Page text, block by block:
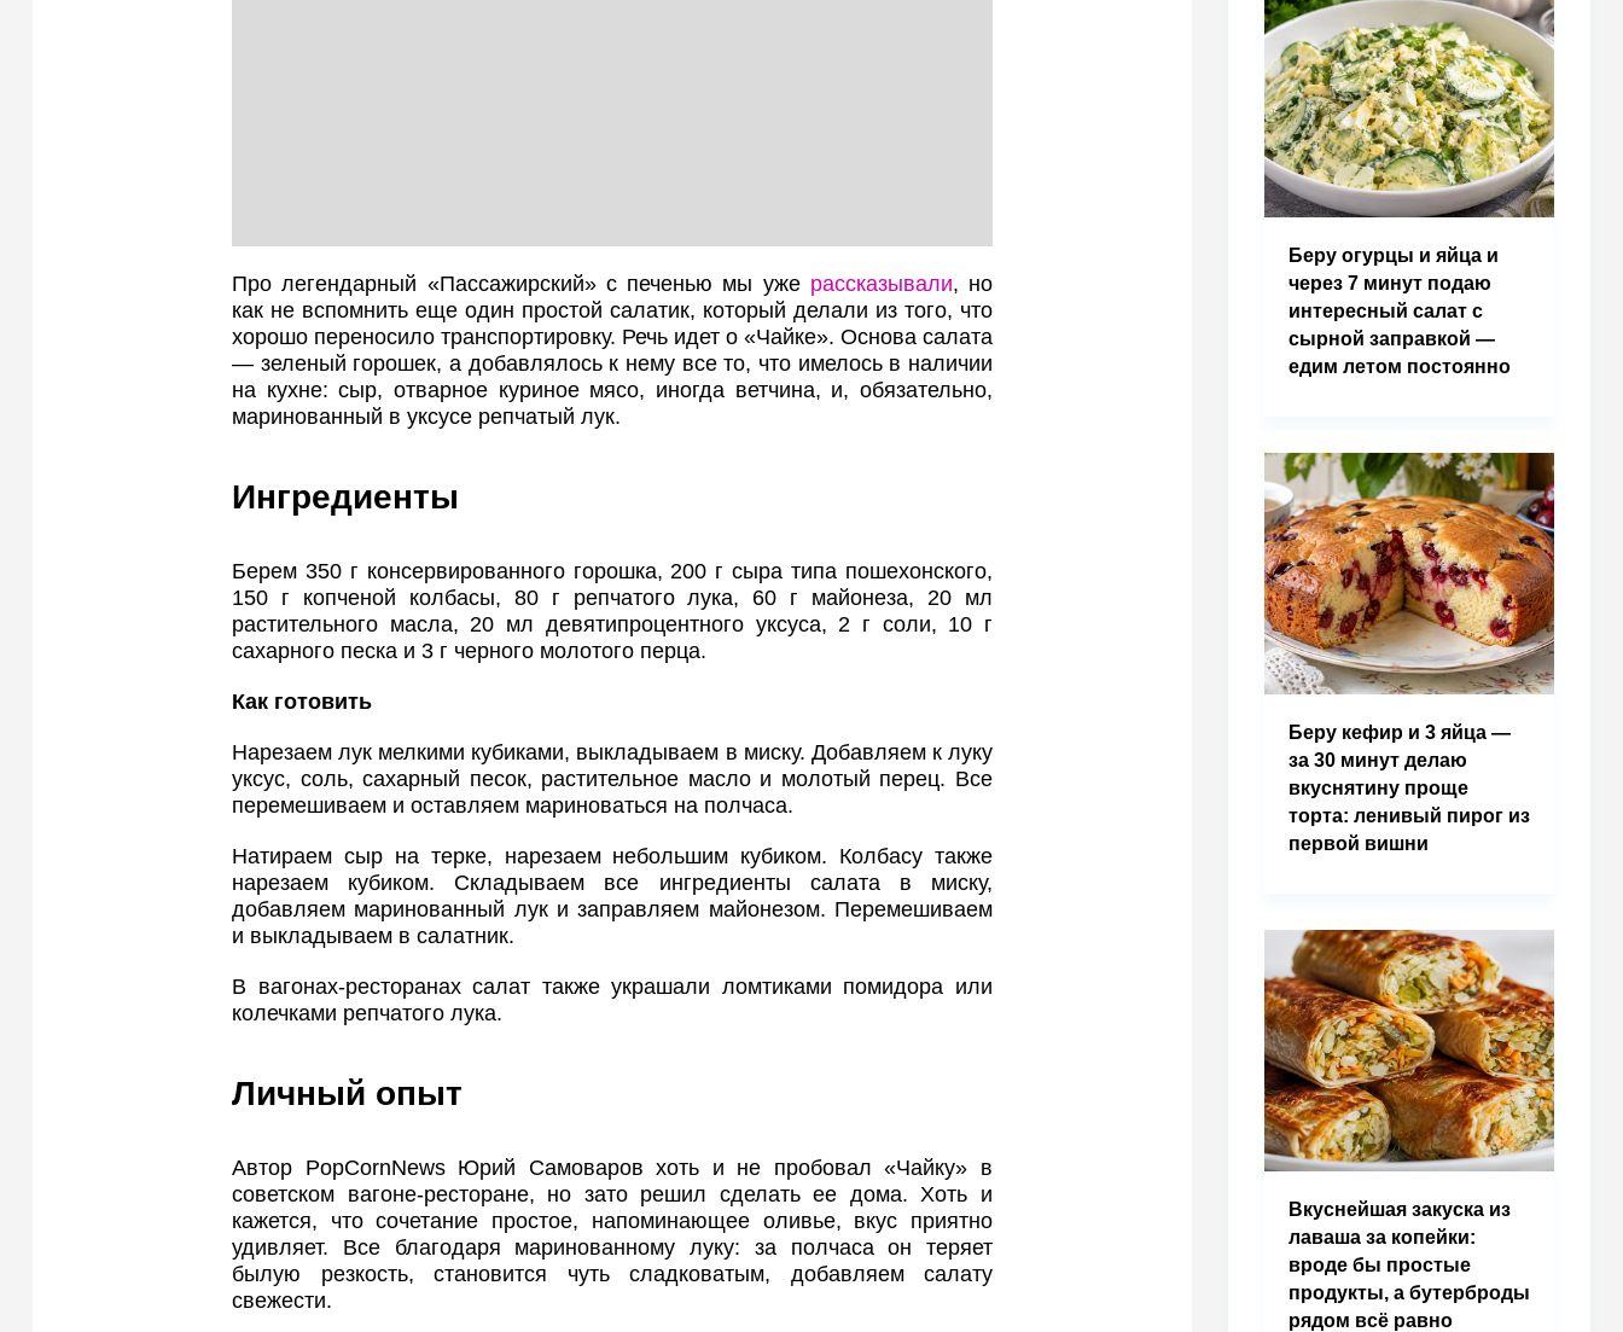
Про легендарный «Пассажирский» с печенью мы уже рассказывали, но
как не вспомнить еще один простой салатик, который делали из того, что
хорошо переносило транспортировку. Речь идет о «Чайке». Основа салата
— зеленый горошек, а добавлялось к нему все то, что имелось в наличии
на кухне: сыр, отварное куриное мясо, иногда ветчина, и, обязательно,
маринованный в уксусе репчатый лук.
Ингредиенты
Берем 350 г консервированного горошка, 200 г сыра типа пошехонского,
150 г копченой колбасы, 80 г репчатого лука, 60 г майонеза, 20 мл
растительного масла, 20 мл девятипроцентного уксуса, 2 г соли, 10 г
сахарного песка и 3 г черного молотого перца.
Как готовить
Нарезаем лук мелкими кубиками, выкладываем в миску. Добавляем к луку
уксус, соль, сахарный песок, растительное масло и молотый перец. Все
перемешиваем и оставляем мариноваться на полчаса.
Натираем сыр на терке, нарезаем небольшим кубиком. Колбасу также
нарезаем кубиком. Складываем все ингредиенты салата в миску,
добавляем маринованный лук и заправляем майонезом. Перемешиваем
и выкладываем в салатник.
В вагонах-ресторанах салат также украшали ломтиками помидора или
колечками репчатого лука.
Личный опыт
Автор PopCornNews Юрий Самоваров хоть и не пробовал «Чайку» в
советском вагоне-ресторане, но зато решил сделать ее дома. Хоть и
кажется, что сочетание простое, напоминающее оливье, вкус приятно
удивляет. Все благодаря маринованному луку: за полчаса он теряет
былую резкость, становится чуть сладковатым, добавляем салату
свежести.
Беру огурцы и яйца и
через 7 минут подаю
интересный салат с
сырной заправкой —
едим летом постоянно
Беру кефир и 3 яйца —
за 30 минут делаю
вкуснятину проще
торта: ленивый пирог из
первой вишни
Вкуснейшая закуска из
лаваша за копейки:
вроде бы простые
продукты, а бутерброды
рядом всё равно